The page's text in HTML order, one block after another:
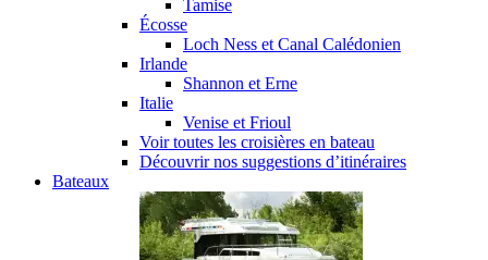
Tamise
Écosse
Loch Ness et Canal Calédonien
Irlande
Shannon et Erne
Italie
Venise et Frioul
Voir toutes les croisières en bateau
Découvrir nos suggestions d’itinéraires
Bateaux